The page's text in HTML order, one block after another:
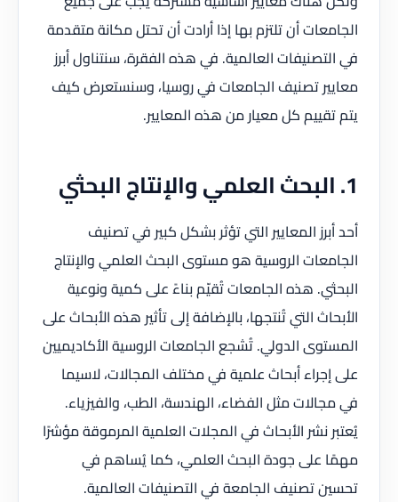
الجامعات أن تلتزم بها إذا أرادت أن تحتل مكانة متقدمة
في التصنيفات العالمية. في هذه الفقرة، سنتناول أبرز
معايير تصنيف الجامعات في روسيا، وسنستعرض كيف
يتم تقييم كل معيار من هذه المعايير.
1. البحث العلمي والإنتاج البحثي
أحد أبرز المعايير التي تؤثر بشكل كبير في تصنيف
الجامعات الروسية هو مستوى البحث العلمي والإنتاج
البحثي. هذه الجامعات تُقيّم بناءً على كمية ونوعية
الأبحاث التي تُنتجها، بالإضافة إلى تأثير هذه الأبحاث على
المستوى الدولي. تُشجع الجامعات الروسية الأكاديميين
على إجراء أبحاث علمية في مختلف المجالات، لاسيما
في مجالات مثل الفضاء، الهندسة، الطب، والفيزياء.
يُعتبر نشر الأبحاث في المجلات العلمية المرموقة مؤشرًا
مهمًا على جودة البحث العلمي، كما يُساهم في
تحسين تصنيف الجامعة في التصنيفات العالمية.